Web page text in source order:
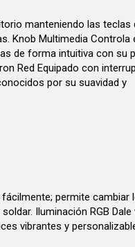
manteniendo las teclas
Knob Multimedia Controla
de forma intuitiva con su
Red Equipado con
por su suavidad y
permite cambiar
Iluminación RGB Dale
vibrantes y